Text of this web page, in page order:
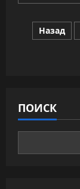
Назад
ПОИСК